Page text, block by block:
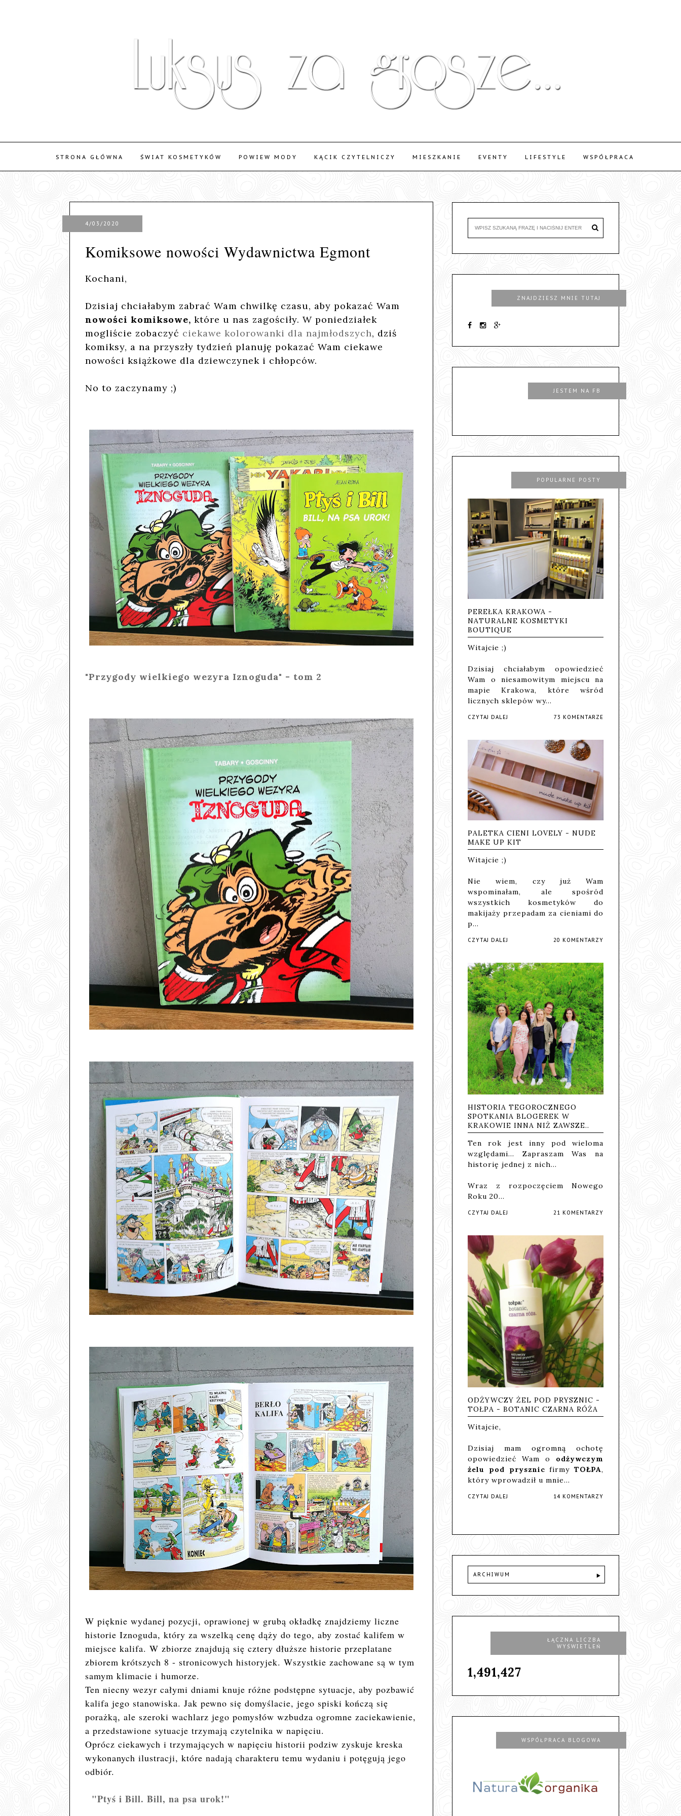
STRONA GŁÓWNA ŚWIAT KOSMETYKÓW POWIEW MODY KĄCIK CZYTELNICZY MIESZKANIE EVENTY LIFESTYLE WSPÓŁPRACA
4/03/2020
Komiksowe nowości Wydawnictwa Egmont
Kochani,
Dzisiaj chciałabym zabrać Wam chwilkę czasu, aby pokazać Wam
nowości komiksowe, które u nas zagościły. W poniedziałek
mogliście zobaczyć ciekawe kolorowanki dla najmłodszych, dziś
komiksy, a na przyszły tydzień planuję pokazać Wam ciekawe
nowości książkowe dla dziewczynek i chłopców.
No to zaczynamy ;)
"Przygody wielkiego wezyra Iznoguda" - tom 2
W pięknie wydanej pozycji, oprawionej w grubą okładkę znajdziemy liczne
historie Iznoguda, który za wszelką cenę dąży do tego, aby zostać kalifem w
miejsce kalifa. W zbiorze znajdują się cztery dłuższe historie przeplatane
zbiorem krótszych 8 - stronicowych historyjek. Wszystkie zachowane są w tym
samym klimacie i humorze.
Ten niecny wezyr całymi dniami knuje różne podstępne sytuacje, aby pozbawić
kalifa jego stanowiska. Jak pewno się domyślacie, jego spiski kończą się
porażką, ale szeroki wachlarz jego pomysłów wzbudza ogromne zaciekawienie,
a przedstawione sytuacje trzymają czytelnika w napięciu.
Oprócz ciekawych i trzymających w napięciu historii podziw zyskuje kreska
wykonanych ilustracji, które nadają charakteru temu wydaniu i potęgują jego
odbiór.
"Ptyś i Bill. Bill, na psa urok!"
ZNAJDZIESZ MNIE TUTAJ
JESTEM NA FB
POPULARNE POSTY
PEREŁKA KRAKOWA -
NATURALNE KOSMETYKI
BOUTIQUE
Witajcie ;)
Dzisiaj chciałabym opowiedzieć
Wam o niesamowitym miejscu na
mapie Krakowa, które wśród
licznych sklepów wy…
CZYTAJ DALEJ 73 KOMENTARZE
PALETKA CIENI LOVELY - NUDE
MAKE UP KIT
Witajcie ;)
Nie wiem, czy już Wam
wspominałam, ale spośród
wszystkich kosmetyków do
makijaży przepadam za cieniami do
p…
CZYTAJ DALEJ 20 KOMENTARZY
HISTORIA TEGOROCZNEGO
SPOTKANIA BLOGEREK W
KRAKOWIE INNA NIŻ ZAWSZE..
Ten rok jest inny pod wieloma
względami... Zapraszam Was na
historię jednej z nich...
Wraz z rozpoczęciem Nowego
Roku 20…
CZYTAJ DALEJ 21 KOMENTARZY
ODŻYWCZY ŻEL POD PRYSZNIC -
TOŁPA - BOTANIC CZARNA RÓŻA
Witajcie,
Dzisiaj mam ogromną ochotę
opowiedzieć Wam o odżywczym
żelu pod prysznic firmy TOŁPA,
który wprowadził u mnie…
CZYTAJ DALEJ 14 KOMENTARZY
ARCHIWUM
ŁĄCZNA LICZBA
WYŚWIETLEŃ
1,491,427
WSPÓŁPRACA BLOGOWA